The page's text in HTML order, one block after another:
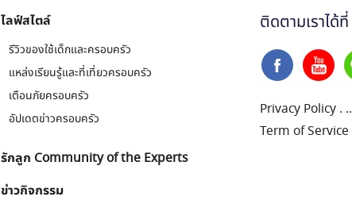
ไลฟ์สไตล์
รีวิวของใช้เด็กและครอบครัว
แหล่งเรียนรู้และที่เที่ยวครอบครัว
เตือนภัยครอบครัว
อัปเดตข่าวครอบครัว
รักลูก Community of the Experts
ข่าวกิจกรรม
ติดตามเราได้ที่
Privacy Policy . ..
Term of Service